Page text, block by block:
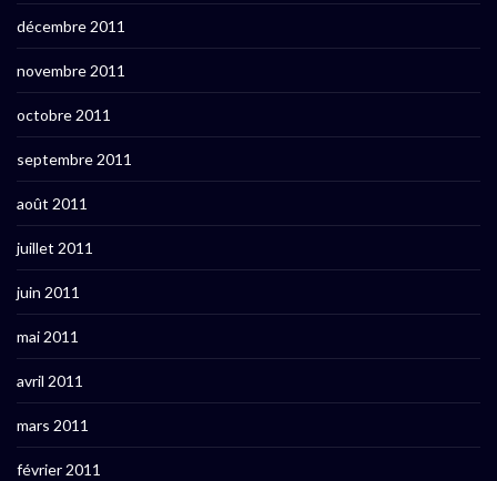
décembre 2011
novembre 2011
octobre 2011
septembre 2011
août 2011
juillet 2011
juin 2011
mai 2011
avril 2011
mars 2011
février 2011